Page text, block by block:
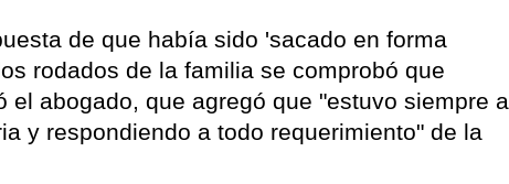
de que había sido 'sacado en forma
rodados de la familia se comprobó que
el abogado, que agregó que "estuvo siempre a
y respondiendo a todo requerimiento" de la